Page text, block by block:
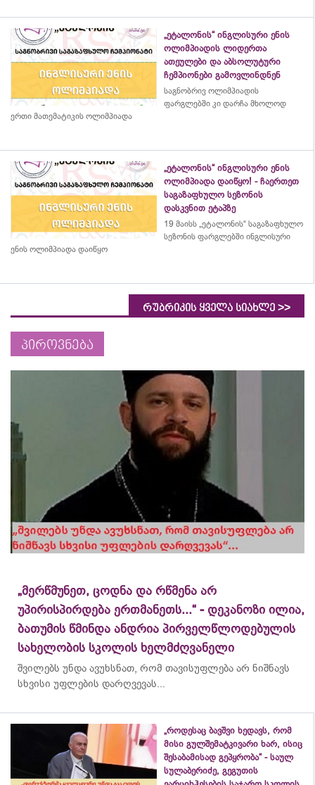
„ეტალონის“ ინგლისური ენის
ოლიმპიადის ლიდერთა
ათეულები და აბსოლუტური
ჩემპიონები გამოვლინდნენ
საგნობრივ ოლიმპიადის
ფარგლებში კი დარჩა მხოლოდ
ერთი მათემატიკის ოლიმპიადა
„ეტალონის“ ინგლისური ენის
ოლიმპიადა დაიწყო! - ჩაერთეთ
საგაზაფხულო სეზონის
დასკვნით ეტაპზე
19 მაისს „ეტალონის“ საგაზაფხულო
სეზონის ფარგლებში ინგლისური
ენის ოლიმპიადა დაიწყო
რუბრიკის ყველა სიახლე >>
პიროვნება
„მერწმუნეთ, ცოდნა და რწმენა არ
უპირისპირდება ერთმანეთს...“ - დეკანოზი ილია,
ბათუმის წმინდა ანდრია პირველწლოდებულის
სახელობის სკოლის ხელმძღვანელი
შვილებს უნდა ავუხსნათ, რომ თავისუფლება არ ნიშნავს
სხვისი უფლების დარღვევას...
„როდესაც ბავშვი ხედავს, რომ
მისი გულშემატკივარი ხარ, ისიც
შესაბამისად გეპყრობა“ - საულ
სულაბერიძე, გეგუთის